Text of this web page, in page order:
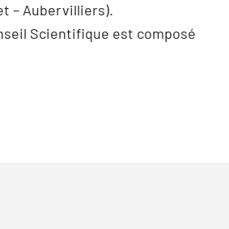
– Aubervilliers).
Scientifique est composé